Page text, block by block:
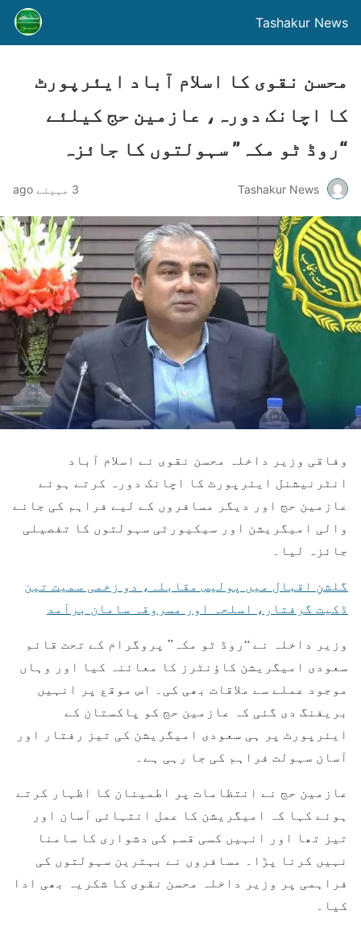
Tashakur News
محسن نقوی کا اسلام آباد ایئرپورٹ
کا اچانک دورہ، عازمین حج کیلئے
“روڈ ٹو مکہ” سہولتوں کا جائزہ
Tashakur News 3 مہینے ago
وفاقی وزیر داخلہ محسن نقوی نے اسلام آباد
انٹرنیشنل ایئرپورٹ کا اچانک دورہ کرتے ہوئے
عازمین حج اور دیگر مسافروں کے لیے فراہم کی جانے
والی امیگریشن اور سیکیورٹی سہولتوں کا تفصیلی
جائزہ لیا۔
گلشنِ اقبال میں پولیس مقابلہ، دو زخمی سمیت تین
ڈکیت گرفتار، اسلحہ اور مسروقہ سامان برآمد
وزیر داخلہ نے “روڈ ٹو مکہ” پروگرام کے تحت قائم
سعودی امیگریشن کاؤنٹرز کا معائنہ کیا اور وہاں
موجود عملے سے ملاقات بھی کی۔ اس موقع پر انہیں
بریفنگ دی گئی کہ عازمین حج کو پاکستان کے
ایئرپورٹ پر ہی سعودی امیگریشن کی تیز رفتار اور
آسان سہولت فراہم کی جا رہی ہے۔
عازمین حج نے انتظامات پر اطمینان کا اظہار کرتے
ہوئے کہا کہ امیگریشن کا عمل انتہائی آسان اور
تیز تھا اور انہیں کسی قسم کی دشواری کا سامنا
نہیں کرنا پڑا۔ مسافروں نے بہترین سہولتوں کی
فراہمی پر وزیر داخلہ محسن نقوی کا شکریہ بھی ادا
کیا۔